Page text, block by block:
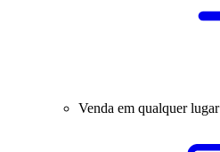
Venda em qualquer lugar